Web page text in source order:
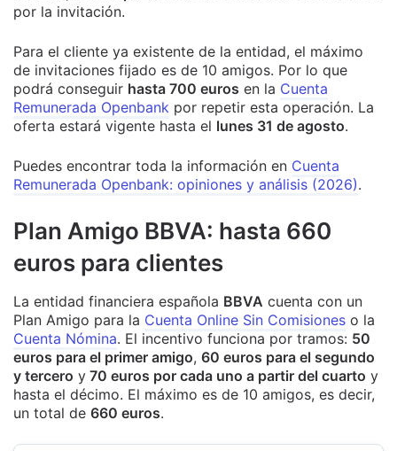
por la invitación.
Para el cliente ya existente de la entidad, el máximo
de invitaciones fijado es de 10 amigos. Por lo que
podrá conseguir hasta 700 euros en la Cuenta
Remunerada Openbank por repetir esta operación. La
oferta estará vigente hasta el lunes 31 de agosto.
Puedes encontrar toda la información en Cuenta
Remunerada Openbank: opiniones y análisis (2026).
Plan Amigo BBVA: hasta 660
euros para clientes
La entidad financiera española BBVA cuenta con un
Plan Amigo para la Cuenta Online Sin Comisiones o la
Cuenta Nómina. El incentivo funciona por tramos: 50
euros para el primer amigo, 60 euros para el segundo
y tercero y 70 euros por cada uno a partir del cuarto y
hasta el décimo. El máximo es de 10 amigos, es decir,
un total de 660 euros.